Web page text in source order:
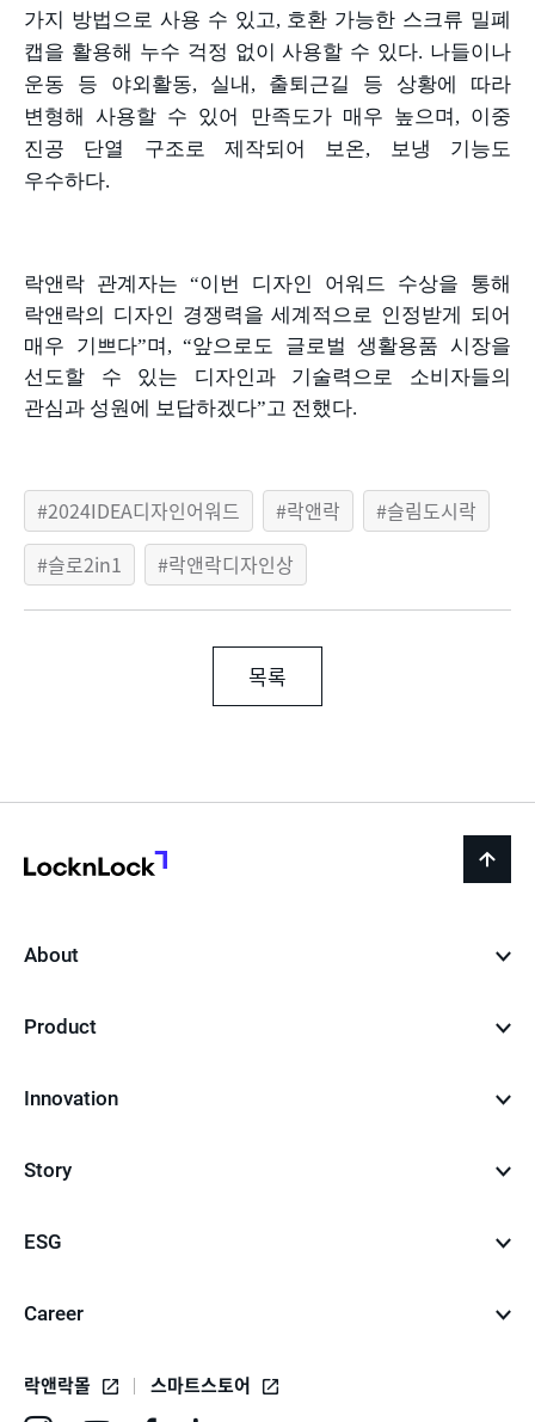
가지 방법으로 사용 수 있고, 호환 가능한 스크류 밀폐
캡을 활용해 누수 걱정 없이 사용할 수 있다. 나들이나
운동 등 야외활동, 실내 , 출퇴근길 등 상황에 따라
변형해 사용할 수 있어 만족도가 매우 높으며 , 이중
진공 단열 구조로 제작되어 보온, 보냉 기능도
우수하다.
락앤락 관계자는 “이번 디자인 어워드 수상을 통해
락앤락의 디자인 경쟁력을 세계적으로 인정받게 되어
매우 기쁘다”며 , “앞으로도 글로벌 생활용품 시장을
선도할 수 있는 디자인과 기술력으로 소비자들의
관심과 성원에 보답하겠다”고 전했다.
2024IDEA디자인어워드 락앤락
슬림도시락
슬로2in1
락앤락디자인상
목록
back
About
Product
Innovation
Story
ESG
Career
락앤락몰 스마트스토어